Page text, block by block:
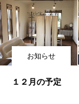
お知らせ
１２月の予定